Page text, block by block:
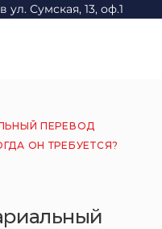
ул. Сумская, 13, оф.1
ПЕРЕВОД
ОН ТРЕБУЕТСЯ?